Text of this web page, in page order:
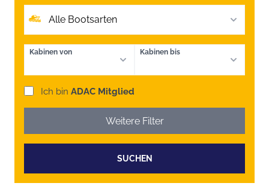
Alle Bootsarten
Kabinen von Kabinen bis
Ich bin ADAC Mitglied
Weitere Filter
SUCHEN